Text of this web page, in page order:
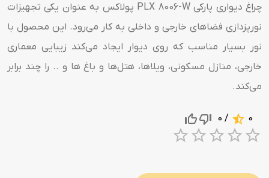
چراغ دیواری پارکی PLX 8006-W پولاکس به عنوان یکی تجهیزات
نورپزدازی فضاهای خارجی و داخلی به کار می‌رود. این محصول با
نور بسیار مناسب که روی دیوار ایجاد می‌کند زیبایی معماری
خارجی، منازل مسکونی، ویلاها، هتل‌ها و باغ ها و .. را چند برابر
می‌کند.
0
/ 0